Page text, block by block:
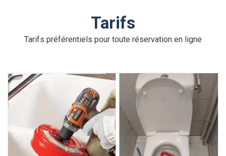
Tarifs
Tarifs préférentiels pour toute réservation en ligne